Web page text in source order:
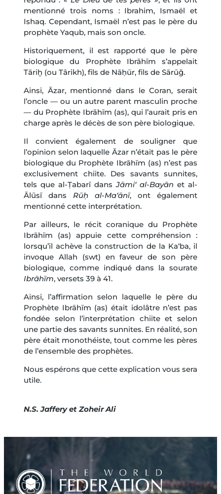
mentionné trois noms : Ibrahim, Ismaël et
Ishaq. Cependant, Ismaël n’est pas le père du
prophète Yaqub, mais son oncle.
Historiquement, il est rapporté que le père
biologique du Prophète Ibrāhīm s’appelait
Tāriḫ (ou Tārikh), fils de Nāḥūr, fils de Sārūǧ.
Ainsi, Āzar, mentionné dans le Coran, serait
l’oncle — ou un autre parent masculin proche
— du Prophète Ibrāhīm (as), qui l’aurait pris en
charge après le décès de son père biologique.
Il convient également de souligner que
l’opinion selon laquelle Āzar n’était pas le père
biologique du Prophète Ibrāhīm (as) n’est pas
exclusivement chiite. Des savants sunnites,
tels que al-Ṭabarī dansJāmi‘ al-Bayān et al-
Ālūsī dans Rūḥ al-Ma‘ānī, ont également
mentionné cette interprétation.
Par ailleurs, le récit coranique du Prophète
Ibrāhīm (as) appuie cette compréhension :
lorsqu’il achève la construction de la Ka‘ba, il
invoque Allah (swt) en faveur de son père
biologique, comme indiqué dans la sourate
Ibrāhīm, versets 39 à 41.
Ainsi, l’affirmation selon laquelle le père du
Prophète Ibrāhīm (as) était idolâtre n’est pas
fondée selon l’interprétation chiite et selon
une partie des savants sunnites. En réalité, son
père était monothéiste, tout comme les pères
de l’ensemble des prophètes.
Nous espérons que cette explication vous sera
utile.
N.S. Jaffery et Zoheir Ali